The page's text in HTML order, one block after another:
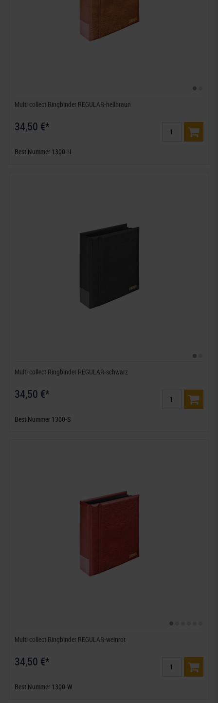
Multi collect Ringbinder REGULAR-hellbraun
34,50 €*
Best.Nummer 1300-H
Multi collect Ringbinder REGULAR-schwarz
34,50 €*
Best.Nummer 1300-S
Multi collect Ringbinder REGULAR-weinrot
34,50 €*
Best.Nummer 1300-W